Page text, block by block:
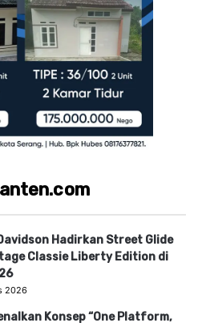
Hadirkan Street Glide
Classie Liberty Edition di
2026
Konsep “One Platform,